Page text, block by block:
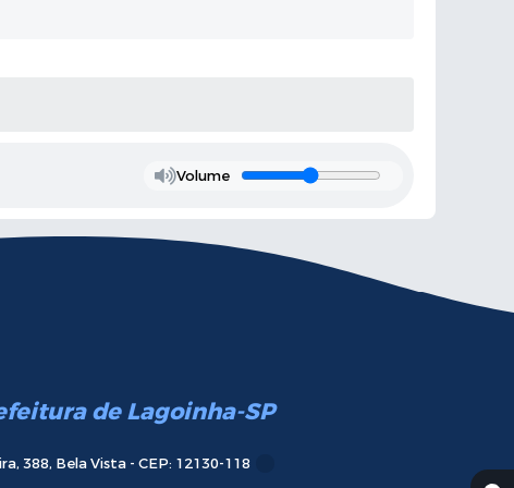
Volume
de Lagoinha-SP
388, Bela Vista - CEP: 12130-118